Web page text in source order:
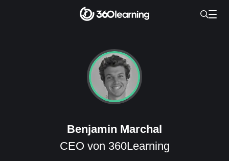
Benjamin Marchal
CEO von 360Learning